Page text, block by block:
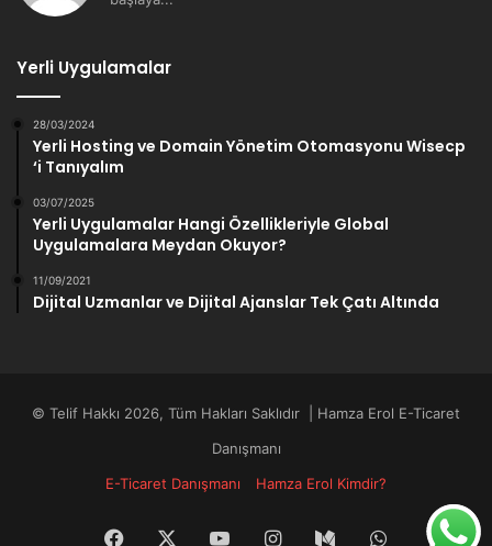
Yerli Uygulamalar
28/03/2024
Yerli Hosting ve Domain Yönetim Otomasyonu Wisecp
‘i Tanıyalım
03/07/2025
Yerli Uygulamalar Hangi Özellikleriyle Global
Uygulamalara Meydan Okuyor?
11/09/2021
Dijital Uzmanlar ve Dijital Ajanslar Tek Çatı Altında
© Telif Hakkı 2026, Tüm Hakları Saklıdır | Hamza Erol E-Ticaret
Danışmanı
E-Ticaret Danışmanı
Hamza Erol Kimdir?
Facebook YouTubeInstagram
MediumWhatsApp